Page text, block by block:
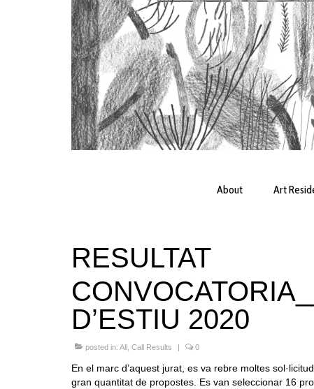
About Art
RESULTAT
D’ESTIU 2020
posted in: All Call Results 0
En el marc d’aquest jurat, es va rebre moltes
gran quantitat de propostes. Es van seleccionar 16